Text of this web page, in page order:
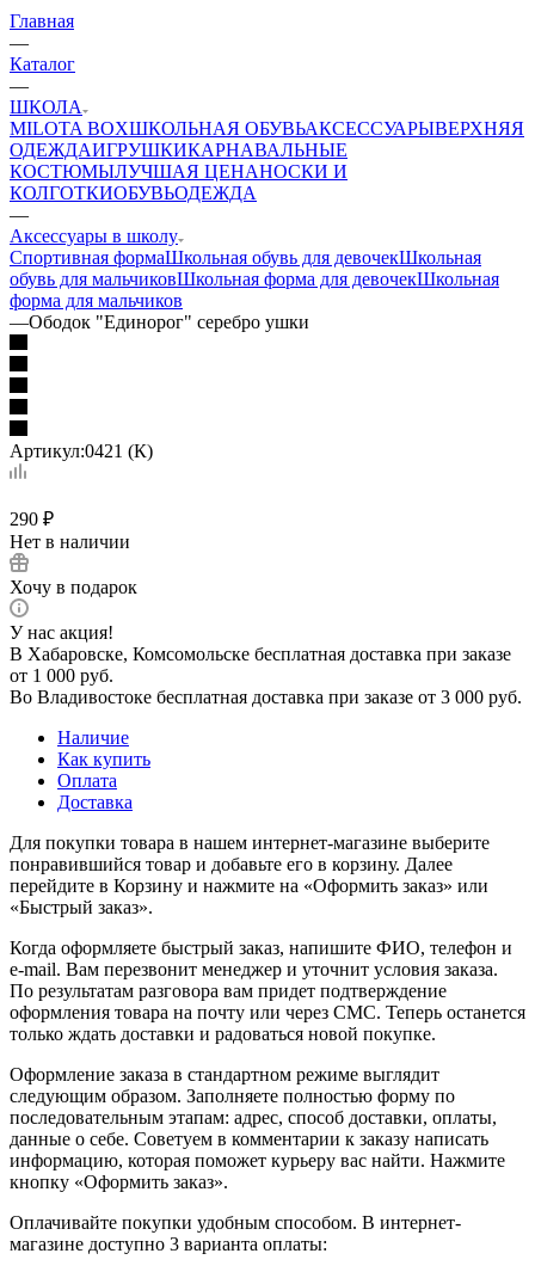
Главная
—
Каталог
—
ШКОЛА
MILOTA BOXШКОЛЬНАЯ ОБУВЬАКСЕССУАРЫВЕРХНЯЯ
ОДЕЖДАИГРУШКИКАРНАВАЛЬНЫЕ
КОСТЮМЫЛУЧШАЯ ЦЕНАНОСКИ И
КОЛГОТКИОБУВЬОДЕЖДА
—
Аксессуары в школу
Спортивная формаШкольная обувь для девочекШкольная
обувь для мальчиковШкольная форма для девочекШкольная
форма для мальчиков
—Ободок "Единорог" серебро ушки
Артикул:0421 (К)
290 ₽
Нет в наличии
Хочу в подарок
У нас акция!
В Хабаровске, Комсомольске бесплатная доставка при заказе
от 1 000 руб.
Во Владивостоке бесплатная доставка при заказе от 3 000 руб.
Наличие
Как купить
Оплата
Доставка
Для покупки товара в нашем интернет-магазине выберите
понравившийся товар и добавьте его в корзину. Далее
перейдите в Корзину и нажмите на «Оформить заказ» или
«Быстрый заказ».
Когда оформляете быстрый заказ, напишите ФИО, телефон и
e-mail. Вам перезвонит менеджер и уточнит условия заказа.
По результатам разговора вам придет подтверждение
оформления товара на почту или через СМС. Теперь останется
только ждать доставки и радоваться новой покупке.
Оформление заказа в стандартном режиме выглядит
следующим образом. Заполняете полностью форму по
последовательным этапам: адрес, способ доставки, оплаты,
данные о себе. Советуем в комментарии к заказу написать
информацию, которая поможет курьеру вас найти. Нажмите
кнопку «Оформить заказ».
Оплачивайте покупки удобным способом. В интернет-
магазине доступно 3 варианта оплаты: